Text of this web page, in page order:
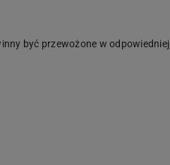
być przewożone w odpowiedniej